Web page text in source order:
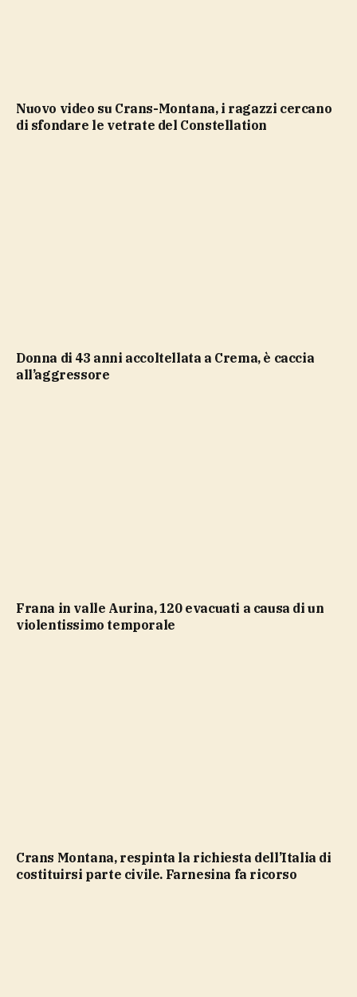
Nuovo video su Crans-Montana, i ragazzi cercano
di sfondare le vetrate del Constellation
Donna di 43 anni accoltellata a Crema, è caccia
all’aggressore
Frana in valle Aurina, 120 evacuati a causa di un
violentissimo temporale
Crans Montana, respinta la richiesta dell’Italia di
costituirsi parte civile. Farnesina fa ricorso